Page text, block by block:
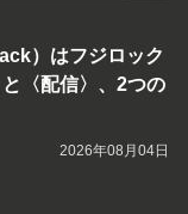
）はフジロック
〈配信〉、2つの
2026年08月04日